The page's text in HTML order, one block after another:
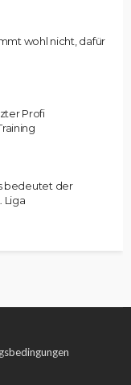
wohl nicht, dafür
Profi
bedeutet der
Liga